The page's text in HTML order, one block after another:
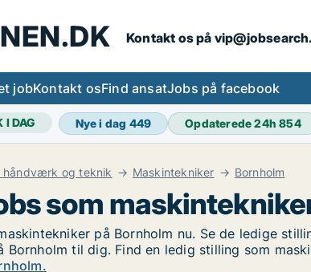
Kontakt os på
jobKontakt osFind ansatJobs på facebook
I DAG Nye i dag 449 Opdaterede 24h854
håndværk og teknik Maskintekniker Bornholm
som
på Bornholm nu. Se de ledige
Bornholm til dig. Find en ledig stilling som